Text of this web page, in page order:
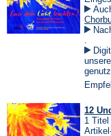
in
einem
neuen
Tab)
.
12
1